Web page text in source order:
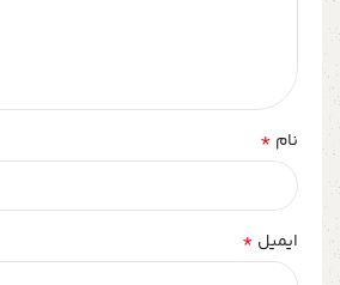
نام *
ایمیل *